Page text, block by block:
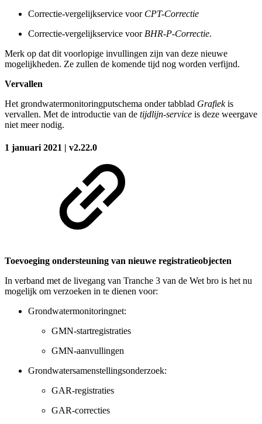
Correctie-vergelijkservice voor CPT-Correctie
Correctie-vergelijkservice voor BHR-P-Correctie.
Merk op dat dit voorlopige invullingen zijn van deze nieuwe
mogelijkheden. Ze zullen de komende tijd nog worden verfijnd.
Vervallen
Het grondwatermonitoringputschema onder tabblad Grafiekis
vervallen. Met de introductie van de tijdlijn-service is deze weergave
niet meer nodig.
1 januari 2021 | v2.22.0
Toevoeging ondersteuning van nieuwe registratieobjecten
In verband met de livegang van Tranche 3 van de Wet bro is het nu
mogelijk om verzoeken in te dienen voor:
Grondwatermonitoringnet:
GMN-startregistraties
GMN-aanvullingen
Grondwatersamenstellingsonderzoek:
GAR-registraties
GAR-correcties